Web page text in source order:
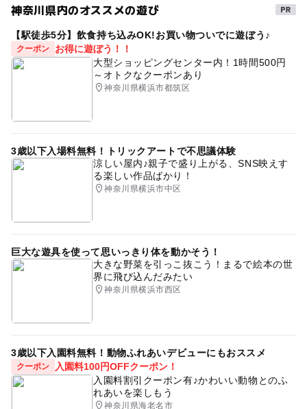
https://mugifelty.com/6/pizza
予約ページ
予約はこちらから
大人の料金
600円
親子で1200円です
タグ
格安撮影会 #撮影会 ベビー撮影会 駅近
#雨の日でもOK 撮影会 無料 無料撮影会
クリスマス
神奈川県内のオススメの遊び
【駅徒歩5分】飲食持ち込みOK!お買い物ついでに遊ぼう♪
クーポン
お得に遊ぼう！！
大型ショッピングセンター内！1時間500円
～オトクなクーポンあり
神奈川県横浜市都筑区
3歳以下入場料無料！トリックアートで不思議体験
涼しい屋内♪親子で盛り上がる、SNS映えす
る楽しい作品ばかり！
神奈川県横浜市中区
巨大な遊具を使って思いっきり体を動かそう！
大きな野菜を引っこ抜こう！まるで絵本の世
界に飛び込んだみたい
神奈川県横浜市西区
3歳以下入園料無料！動物ふれあいデビューにもおススメ
クーポン
入園料100円OFFクーポン！
入園料割引クーポン有♪かわいい動物とのふ
れあいを楽しもう
神奈川県海老名市